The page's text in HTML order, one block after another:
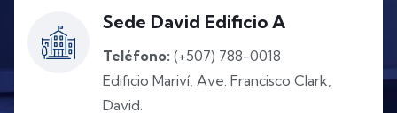
Sede David Edificio A
Teléfono: (+507) 788-0018
Edificio Mariví, Ave. Francisco Clark,
David.